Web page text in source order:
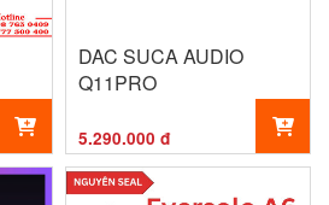
DAC SUCA AUDIO
Q11PRO
5.290.000 đ